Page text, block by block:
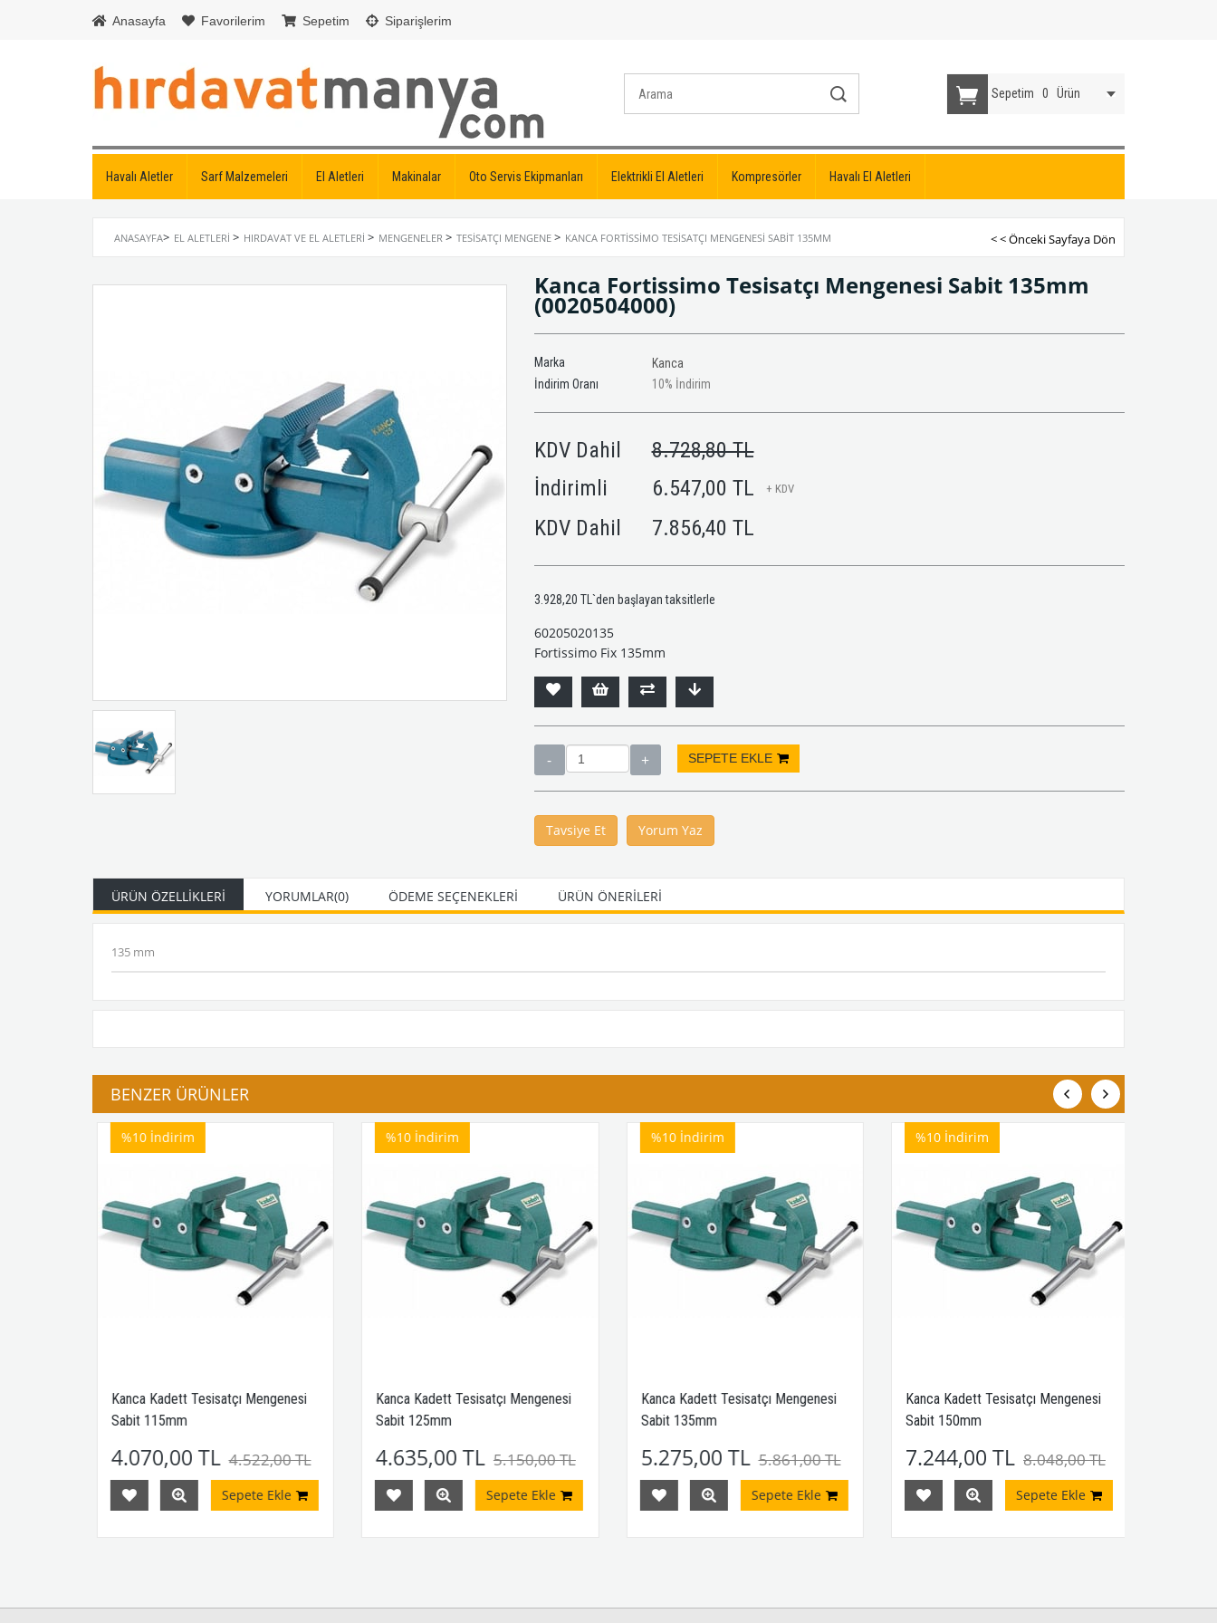
Anasayfa Favorilerim Sepetim Siparişlerim
Sepetim 0 Ürün
Havalı Aletler Sarf Malzemeleri El Aletleri Makinalar Oto Servis Ekipmanları Elektrikli El Aletleri Kompresörler Havalı El Aletleri
ANASAYFA> EL ALETLERI > HIRDAVAT VE EL ALETLERI > MENGENELER > TESISATÇI MENGENE > KANCA FORTISSIMO TESISATÇI MENGENESI SABIT 135MM < < Önceki Sayfaya Dön
Kanca Fortissimo Tesisatçı Mengenesi Sabit 135mm
(0020504000)
Marka
Kanca
İndirim Oranı
%
10 İndirim
KDV Dahil
8.728,80 TL
İndirimli
6.547,00 TL + KDV
KDV Dahil 7.856,40 TL
3.928,20 TL `den başlayan taksitlerle
60205020135
Fortissimo Fix 135mm
Tavsiye Et Yorum Yaz
ÜRÜN ÖZELLIKLERI YORUMLAR(0) ÖDEME SEÇENEKLERI ÜRÜN ÖNERILERI
135 mm
BENZER ÜRÜNLER
Kanca Kadett Tesisatçı Mengenesi
Sabit 115mm
4.070,00 TL 4.522,00 TL
Sepete Ekle
%10 İndirim
Kanca Kadett Tesisatçı Mengenesi
Sabit 125mm
4.635,00 TL 5.150,00 TL
Sepete Ekle
%10 İndirim
Kanca Kadett Tesisatçı Mengenesi
Sabit 135mm
5.275,00 TL 5.861,00 TL
Sepete Ekle
%10 İndirim
Kanca Kadett Tesisatçı Mengenesi
Sabit 150mm
7.244,00 TL 8.048,00 TL
Sepete Ekle
%10 İndirim